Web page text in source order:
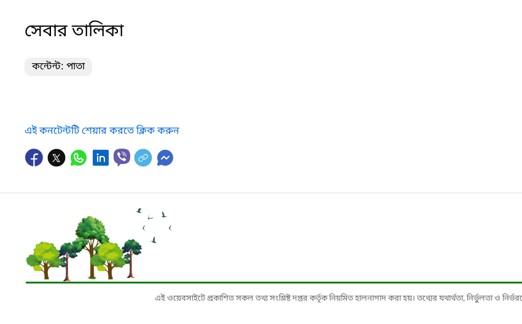
সেবার তালিকা
কন্টেন্ট: পাতা
এই কনটেন্টটি শেয়ার করতে ক্লিক করুন
এই ওয়েবসাইটে প্রকাশিত সকল তথ্য সংশ্লিষ্ট দপ্তর কর্তৃক নিয়মিত হালনাগাদ করা হয়। তথ্যের যথার্থতা, নির্ভুলতা ও